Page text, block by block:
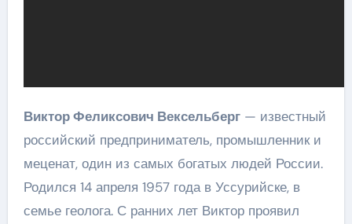
Виктор Феликсович Вексельберг— известный
российский предприниматель, промышленник и
меценат, один из самых богатых людей России.
Родился 14 апреля 1957 года в Уссурийске, в
семье геолога. С ранних лет Виктор проявил